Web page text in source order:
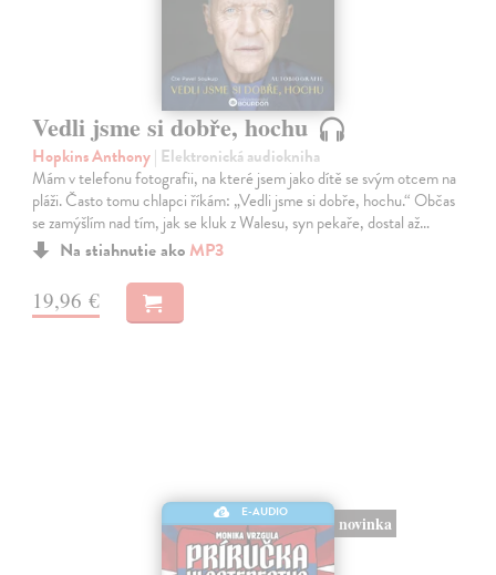
Vedli jsme si dobře, hochu
Hopkins Anthony| Elektronická audiokniha
Mám v telefonu fotografii, na které jsem jako dítě se svým otcem na
pláži. Často tomu chlapci říkám: „Vedli jsme si dobře, hochu.“ Občas
se zamýšlím nad tím, jak se kluk z Walesu, syn pekaře, dostal až…
Na stiahnutie ako MP3
19,96 €
E-AUDIO
novinka